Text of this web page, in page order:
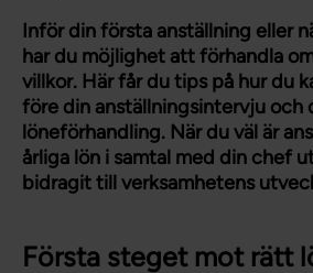
Inför din första anställning eller
har du möjlighet att förhandla
villkor. Här får du tips på hur du
före din anställningsintervju och
löneförhandling. När du väl är
årliga lön i samtal med din chef
bidragit till verksamhetens
Första steget mot rätt